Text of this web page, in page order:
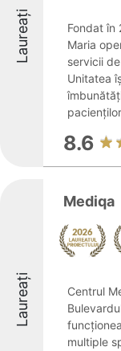
Laureați
Fondat în
Maria
servicii
Unitatea
8.6
Laureați
Mediqa
Centrul
multiple